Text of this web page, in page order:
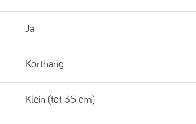
Ja
Kortharig
Klein (tot 35 cm)